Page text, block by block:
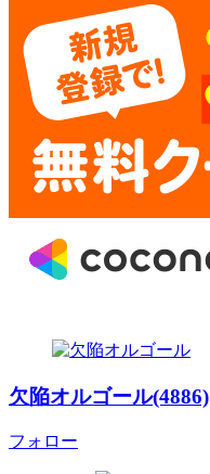
欠陥オルゴール(4886)
フォロー